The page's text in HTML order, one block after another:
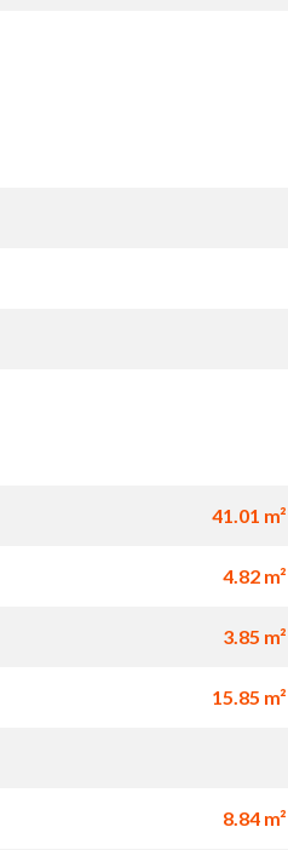
41.01 m²
4.82 m²
3.85 m²
15.85 m²
8.84 m²